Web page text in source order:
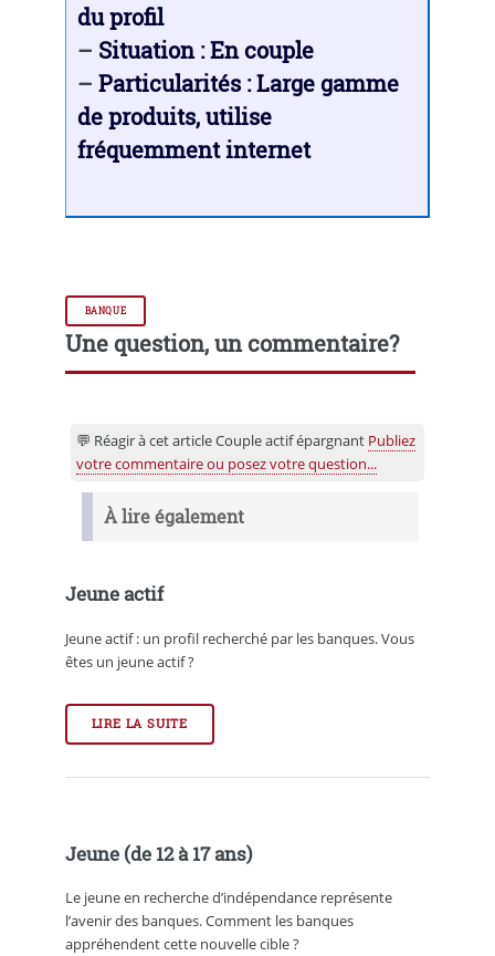
du profil
– Situation : En couple
– Particularités : Large gamme
de produits, utilise
fréquemment internet
BANQUE
Une question, un commentaire?
💬 Réagir à cet article Couple actif épargnant Publiez
votre commentaire ou posez votre question...
À lire également
Jeune actif
Jeune actif : un profil recherché par les banques. Vous
êtes un jeune actif ?
LIRE LA SUITE
Jeune (de 12 à 17 ans)
Le jeune en recherche d’indépendance représente
l’avenir des banques. Comment les banques
appréhendent cette nouvelle cible ?